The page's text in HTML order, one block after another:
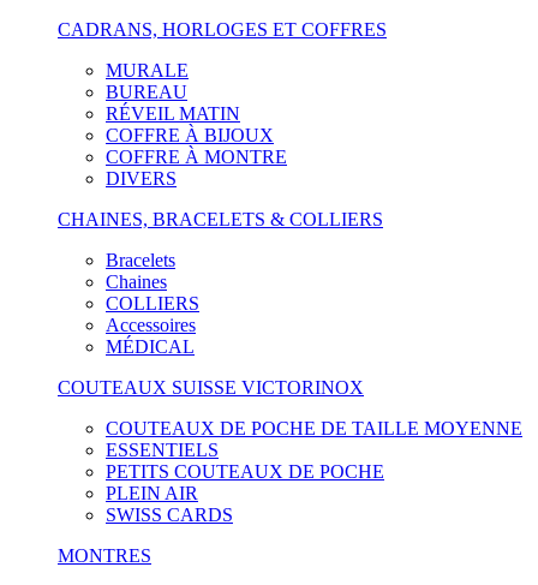
CADRANS, HORLOGES ET COFFRES
MURALE
BUREAU
RÉVEIL MATIN
COFFRE À BIJOUX
COFFRE À MONTRE
DIVERS
CHAINES, BRACELETS & COLLIERS
Bracelets
Chaines
COLLIERS
Accessoires
MÉDICAL
COUTEAUX SUISSE VICTORINOX
COUTEAUX DE POCHE DE TAILLE MOYENNE
ESSENTIELS
PETITS COUTEAUX DE POCHE
PLEIN AIR
SWISS CARDS
MONTRES